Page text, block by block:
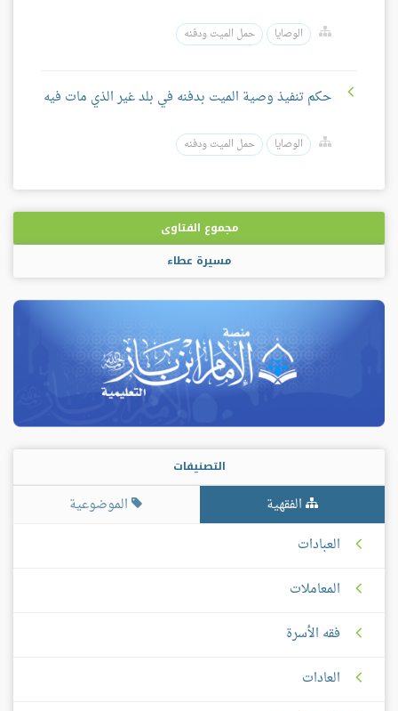
الوصايا حمل الميت ودفنه
حكم تنفيذ وصية الميت بدفنه في بلد غير الذي مات فيه
الوصايا حمل الميت ودفنه
مجموع الفتاوى
مسيرة عطاء
التصنيفات
الفقهية
الموضوعية
العبادات
المعاملات
فقه الأسرة
العادات